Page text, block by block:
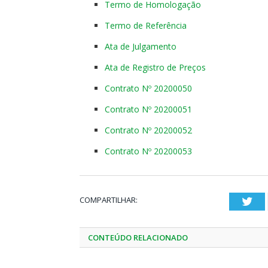
Termo de Homologação
Termo de Referência
Ata de Julgamento
Ata de Registro de Preços
Contrato Nº 20200050
Contrato Nº 20200051
Contrato Nº 20200052
Contrato Nº 20200053
COMPARTILHAR:
CONTEÚDO RELACIONADO